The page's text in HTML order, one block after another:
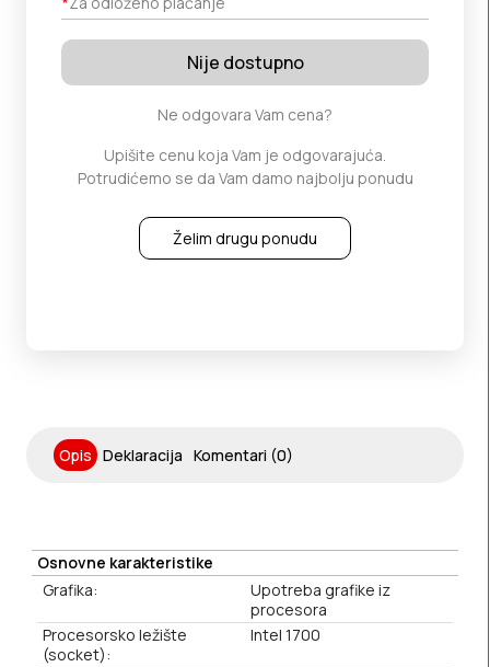
Nije dostupno
Ne odgovara Vam cena?
Upišite cenu koja Vam je odgovarajuća.
Potrudićemo se da Vam damo najbolju ponudu
Želim drugu ponudu
Opis Deklaracija Komentari (0)
Osnovne karakteristike
Grafika:
Upotreba grafike iz
procesora
Procesorsko ležište
(socket):
Intel 1700